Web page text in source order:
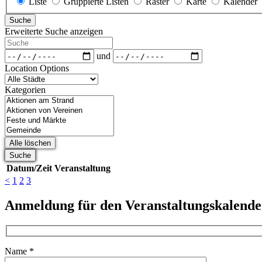
für
Suchergebnisse
Suche
Erweiterte Suche anzeigen
Suche
Daten
und
Location Options
Ort
Kategorien
Kategorien
Alle löschen
Suche
Datum/Zeit Veranstaltung
< 1 2 3
Anmeldung für den
Name *